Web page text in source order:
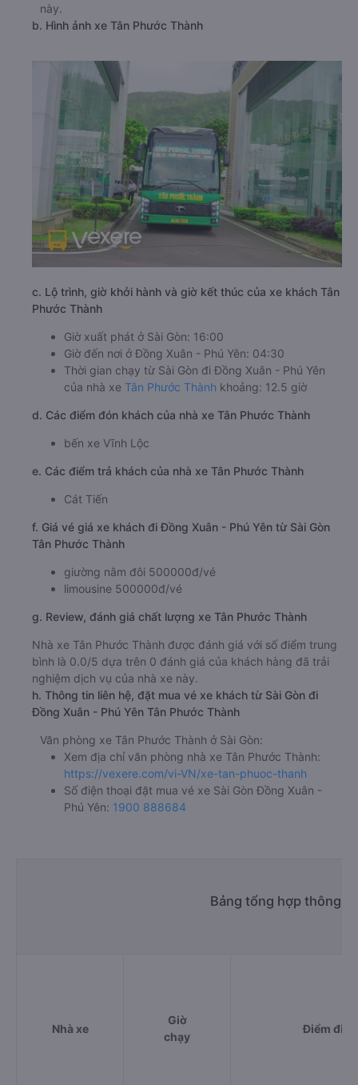
này.
b. Hình ảnh xe Tân Phước Thành
c. Lộ trình, giờ khởi hành và giờ kết thúc của xe khách Tân
Phước Thành
Giờ xuất phát ở Sài Gòn: 16:00
Giờ đến nơi ở Đồng Xuân - Phú Yên: 04:30
Thời gian chạy từ Sài Gòn đi Đồng Xuân - Phú Yên
của nhà xe Tân Phước Thành khoảng: 12.5 giờ
d. Các điểm đón khách của nhà xe Tân Phước Thành
bến xe Vĩnh Lộc
e. Các điểm trả khách của nhà xe Tân Phước Thành
Cát Tiến
f. Giá vé giá xe khách đi Đồng Xuân - Phú Yên từ Sài Gòn
Tân Phước Thành
giường nằm đôi 500000đ/vé
limousine 500000đ/vé
g. Review, đánh giá chất lượng xe Tân Phước Thành
Nhà xe Tân Phước Thành được đánh giá với số điểm trung
bình là 0.0/5 dựa trên 0 đánh giá của khách hàng đã trải
nghiệm dịch vụ của nhà xe này.
h. Thông tin liên hệ, đặt mua vé xe khách từ Sài Gòn đi
Đồng Xuân - Phú Yên Tân Phước Thành
Văn phòng xe Tân Phước Thành ở Sài Gòn:
Xem địa chỉ văn phòng nhà xe Tân Phước Thành:
https://vexere.com/vi-VN/xe-tan-phuoc-thanh
Số điện thoại đặt mua vé xe Sài Gòn Đồng Xuân -
Phú Yên: 1900 888684
Bảng tổng hợp thông
Nhà xe
Giờ
chạy
Điểm đi